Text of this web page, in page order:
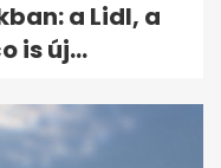
a Lidl, a
is új...